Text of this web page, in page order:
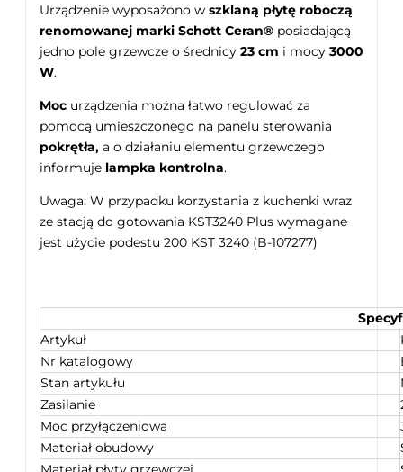
Urządzenie wyposażono w szklaną płytę roboczą
renomowanej marki Schott Ceran® posiadającą
jedno pole grzewcze o średnicy 23 cm i mocy 3000
W.
Moc urządzenia można łatwo regulować za
pomocą umieszczonego na panelu sterowania
pokrętła, a o działaniu elementu grzewczego
informuje lampka kontrolna.
Uwaga: W przypadku korzystania z kuchenki wraz
ze stacją do gotowania KST3240 Plus wymagane
jest użycie podestu 200 KST 3240 (B-107277)
Artykuł
Nr katalogowy
Stan artykułu
Zasilanie
Moc przyłączeniowa
Materiał obudowy